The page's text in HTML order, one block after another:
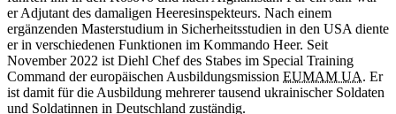
er Adjutant des damaligen Heeresinspekteurs. Nach einem
ergänzenden Masterstudium in Sicherheitsstudien in den USA diente
er in verschiedenen Funktionen im Kommando Heer. Seit
November 2022 ist Diehl Chef des Stabes im Special Training
Command der europäischen Ausbildungsmission EUMAM UA. Er
ist damit für die Ausbildung mehrerer tausend ukrainischer Soldaten
und Soldatinnen in Deutschland zuständig.